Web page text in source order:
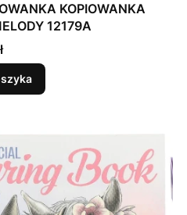
KOPIOWANKA
12179A